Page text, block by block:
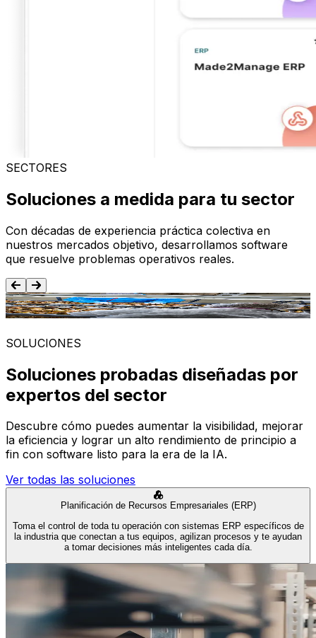
SECTORES
Soluciones a medida para tu sector
Con décadas de experiencia práctica colectiva en
nuestros mercados objetivo, desarrollamos software
que resuelve problemas operativos reales.
Alimentación y Bebida
SOLUCIONES
Soluciones probadas diseñadas por
expertos del sector
Descubre cómo puedes aumentar la visibilidad, mejorar
la eficiencia y lograr un alto rendimiento de principio a
fin con software listo para la era de la IA.
Ver todas las soluciones
Planificación de Recursos Empresariales (ERP)
Toma el control de toda tu operación con sistemas ERP específicos de
la industria que conectan a tus equipos, agilizan procesos y te ayudan
a tomar decisiones más inteligentes cada día.